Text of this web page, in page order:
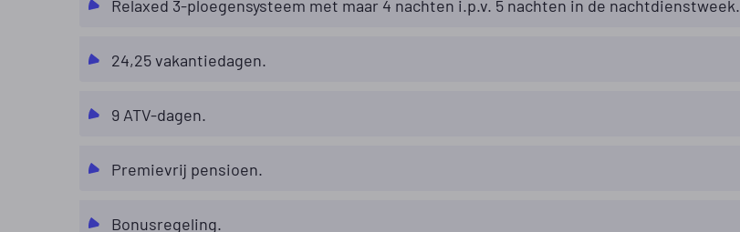
Relaxed 3-ploegensysteem met maar 4 nachten i.p.v. 5 nachten in de nachtdienstweek.
24,25 vakantiedagen.
9 ATV-dagen.
Premievrij pensioen.
Bonusregeling.